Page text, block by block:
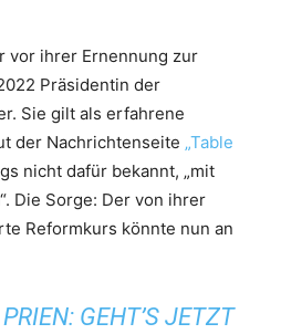
vor ihrer Ernennung zur
Präsidentin der
Sie gilt als erfahrene
der Nachrichtenseite „Table
nicht dafür bekannt, „mit
Die Sorge: Der von ihrer
Reformkurs könnte nun an
GEHT’S JETZT